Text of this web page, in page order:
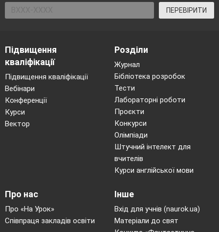
ПЕРЕВІРИТИ
Підвищення
кваліфікації
Підвищення кваліфікації
Вебінари
Конференції
Курси
Вектор
Розділи
Журнал
Бібліотека розробок
Тести
Лабораторні роботи
Проєкти
Конкурси
Олімпіади
Штучний інтелект для
вчителів
Курси англійської мови
Про нас
Про «На Урок»
Співпраця закладів освіти
Інше
Вхід для учнів (naurok.ua)
Матеріали до свят